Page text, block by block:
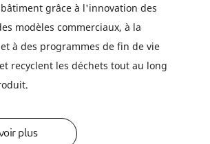
grâce à l'innovation des
modèles commerciaux, à la
à des programmes de fin de vie
recyclent les déchets tout au long
plus